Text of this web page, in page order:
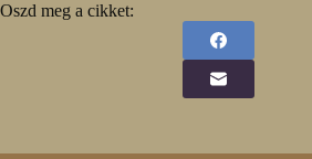
Oszd meg a cikket: